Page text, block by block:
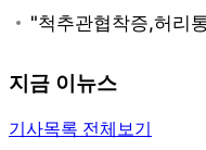
지금 이뉴스
기사목록 전체보기